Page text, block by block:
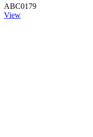
ABC0179
View